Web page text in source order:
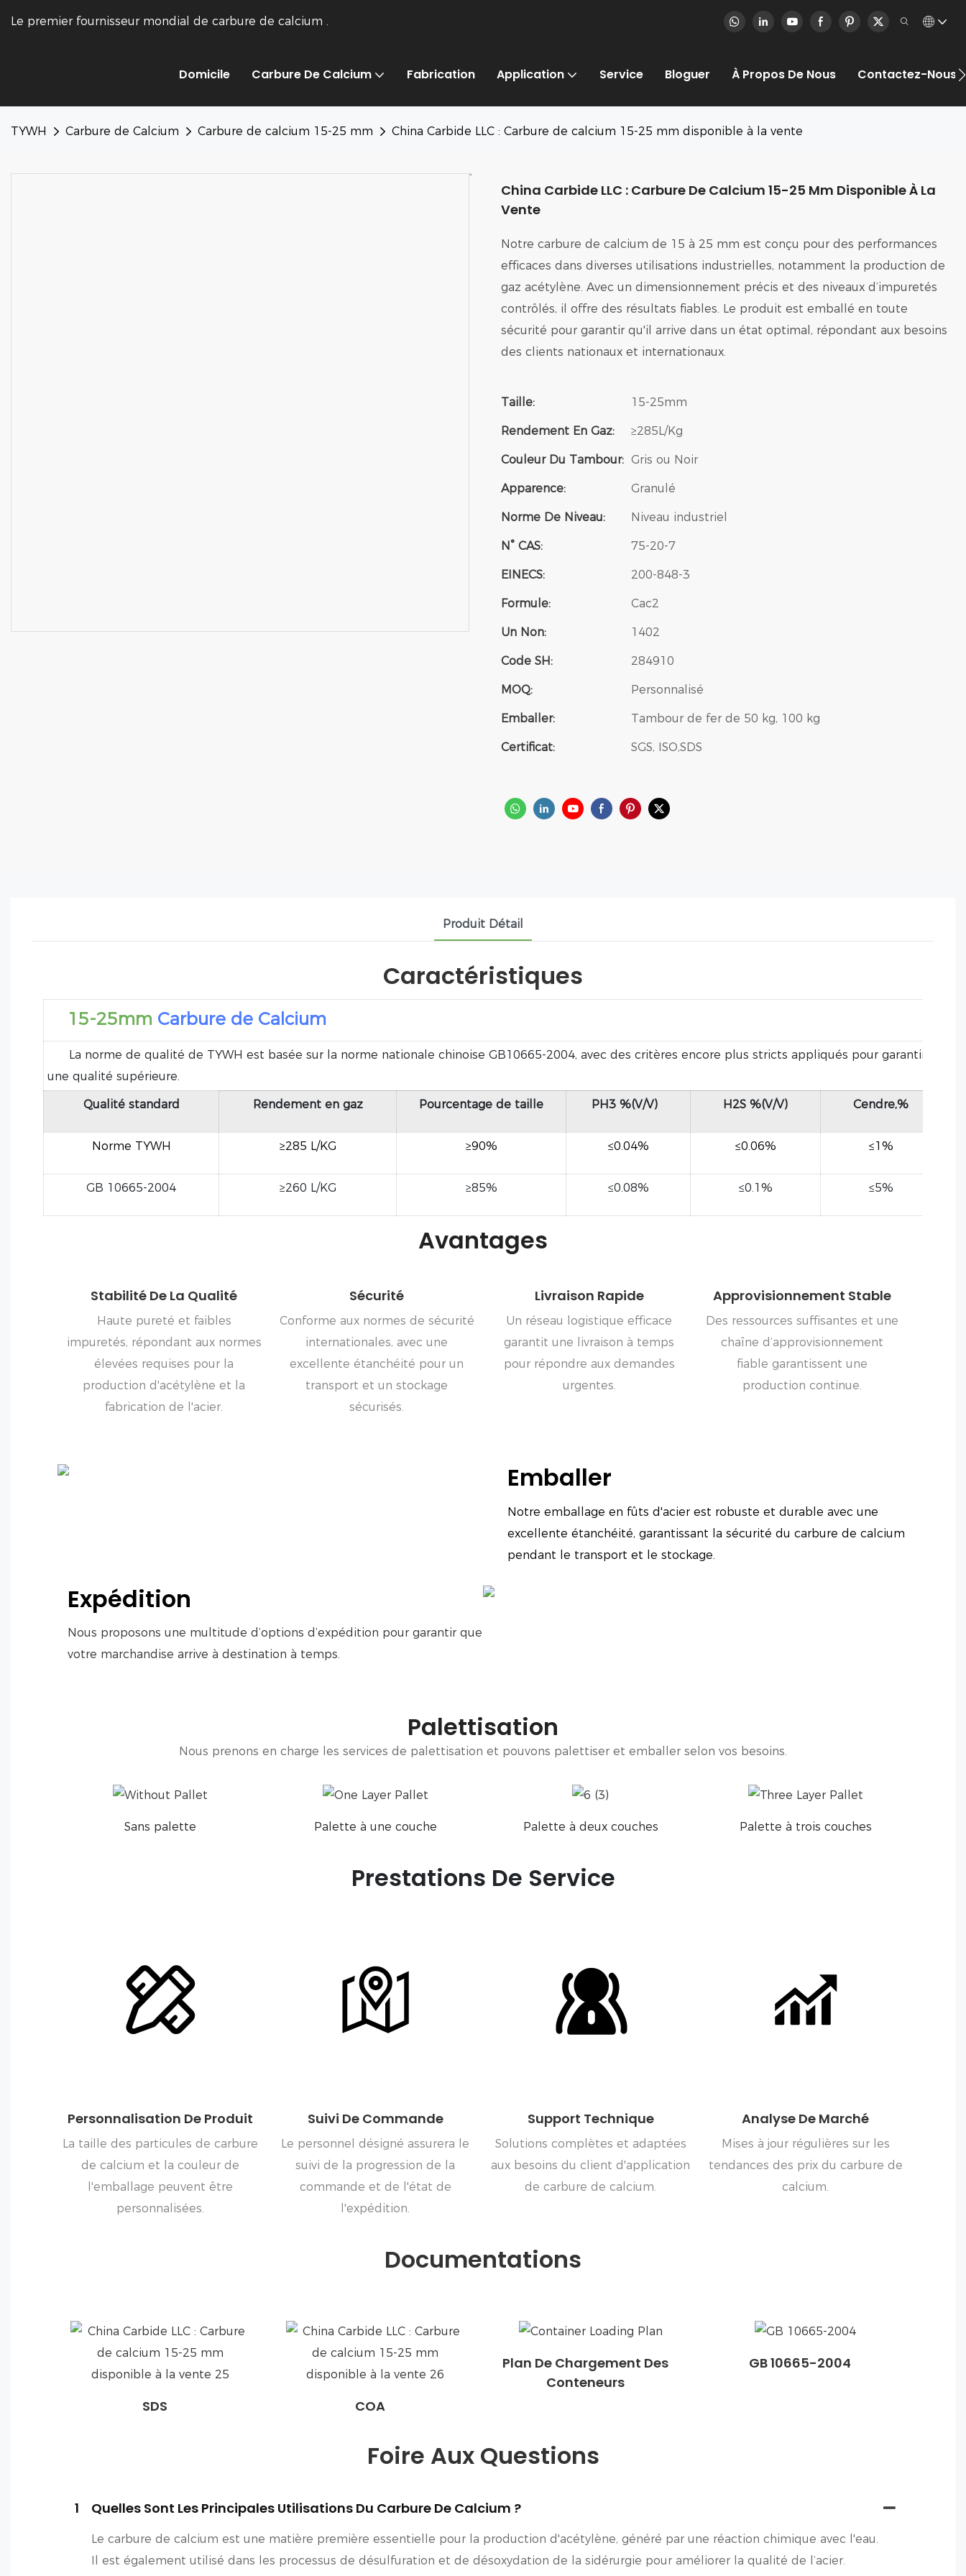
Le premier fournisseur mondial de carbure de calcium .
Domicile Carbure De Calcium Fabrication Application Service Bloguer À Propos De Nous Contactez-Nous
TYWH Carbure de Calcium Carbure de calcium 15-25 mm China Carbide LLC : Carbure de calcium 15-25 mm disponible à la vente
China Carbide LLC : Carbure De Calcium 15-25 Mm Disponible À La
Vente
Notre carbure de calcium de 15 à 25 mm est conçu pour des performances
efficaces dans diverses utilisations industrielles, notamment la production de
gaz acétylène. Avec un dimensionnement précis et des niveaux d’impuretés
contrôlés, il offre des résultats fiables. Le produit est emballé en toute
sécurité pour garantir qu'il arrive dans un état optimal, répondant aux besoins
des clients nationaux et internationaux.
Taille: 15-25mm
Rendement En Gaz: ≥285L/Kg
Couleur Du Tambour: Gris ou Noir
Apparence: Granulé
Norme De Niveau: Niveau industriel
N° CAS: 75-20-7
EINECS: 200-848-3
Formule: Cac2
Un Non: 1402
Code SH: 284910
MOQ: Personnalisé
Emballer: Tambour de fer de 50 kg, 100 kg
Certificat: SGS, ISO,SDS
Produit Détail
Caractéristiques
15-25mm Carbure de Calcium
La norme de qualité de TYWH est basée sur la norme nationale chinoise GB10665-2004, avec des critères encore plus stricts appliqués pour garantir
une qualité supérieure.
Qualité standard Rendement en gaz Pourcentage de taille PH3 %(V/V) H2S %(V/V) Cendre,%
Norme TYWH ≥285 L/KG ≥90% ≤0.04% ≤0.06% ≤1%
GB 10665-2004 ≥260 L/KG ≥85% ≤0.08% ≤0.1% ≤5%
Avantages
Stabilité De La Qualité
Haute pureté et faibles
impuretés, répondant aux normes
élevées requises pour la
production d'acétylène et la
fabrication de l'acier.
Sécurité
Conforme aux normes de sécurité
internationales, avec une
excellente étanchéité pour un
transport et un stockage
sécurisés.
Livraison Rapide
Un réseau logistique efficace
garantit une livraison à temps
pour répondre aux demandes
urgentes.
Approvisionnement Stable
Des ressources suffisantes et une
chaîne d’approvisionnement
fiable garantissent une
production continue.
Emballer
Notre emballage en fûts d'acier est robuste et durable avec une
excellente étanchéité, garantissant la sécurité du carbure de calcium
pendant le transport et le stockage.
Expédition
Nous proposons une multitude d’options d’expédition pour garantir que
votre marchandise arrive à destination à temps.
Palettisation
Nous prenons en charge les services de palettisation et pouvons palettiser et emballer selon vos besoins.
Sans palette Palette à une couche Palette à deux couches Palette à trois couches
Prestations De Service
Personnalisation De Produit
La taille des particules de carbure
de calcium et la couleur de
l'emballage peuvent être
personnalisées.
Suivi De Commande
Le personnel désigné assurera le
suivi de la progression de la
commande et de l'état de
l'expédition.
Support Technique
Solutions complètes et adaptées
aux besoins du client d'application
de carbure de calcium.
Analyse De Marché
Mises à jour régulières sur les
tendances des prix du carbure de
calcium.
Documentations
SDS COA
Plan De Chargement Des
Conteneurs
GB 10665-2004
Foire Aux Questions
1 Quelles Sont Les Principales Utilisations Du Carbure De Calcium ?
Le carbure de calcium est une matière première essentielle pour la production d'acétylène, généré par une réaction chimique avec l'eau.
Il est également utilisé dans les processus de désulfuration et de désoxydation de la sidérurgie pour améliorer la qualité de l’acier.